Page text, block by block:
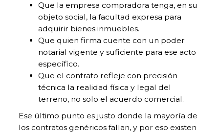
Que la empresa compradora tenga, en su
objeto social, la facultad expresa para
adquirir bienes inmuebles.
Que quien firma cuente con un poder
notarial vigente y suficiente para ese acto
específico.
Que el contrato refleje con precisión
técnica la realidad física y legal del
terreno, no solo el acuerdo comercial.
Ese último punto es justo donde la mayoría de
los contratos genéricos fallan, y por eso existen